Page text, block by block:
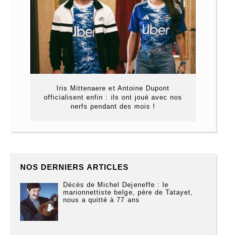
Iris Mittenaere et Antoine Dupont
officialisent enfin : ils ont joué avec nos
nerfs pendant des mois !
NOS DERNIERS ARTICLES
Décès de Michel Dejeneffe : le
marionnettiste belge, père de Tatayet,
nous a quitté à 77 ans